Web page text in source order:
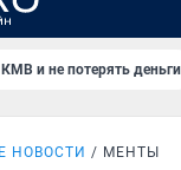
и не потерять деньги
НОВОСТИ МЕНТЫ